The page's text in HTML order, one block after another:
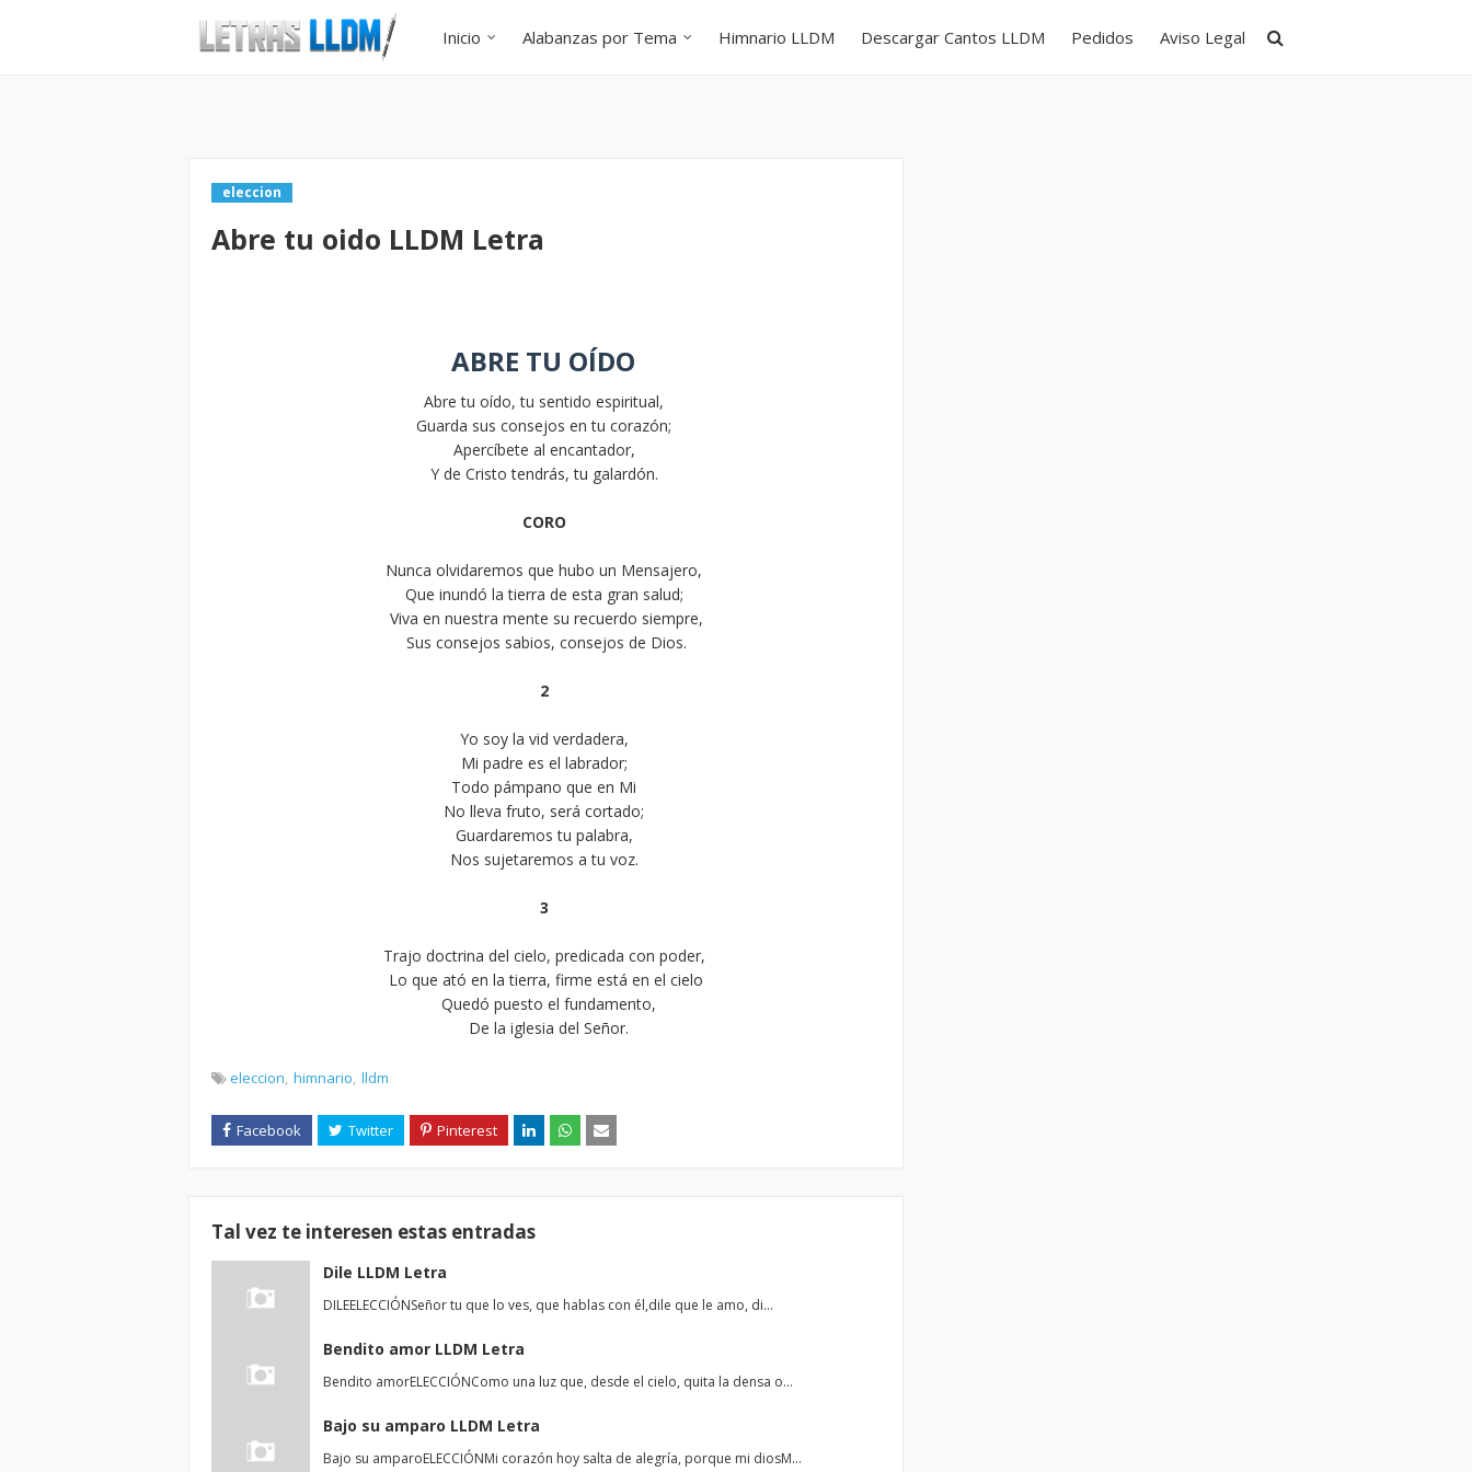
Inicio Alabanzas por Tema Himnario LLDM Descargar Cantos LLDM Pedidos Aviso Legal
eleccion
Abre tu oido LLDM Letra
ABRE TU OÍDO
Abre tu oído, tu sentido espiritual,
Guarda sus consejos en tu corazón;
Apercíbete al encantador,
Y de Cristo tendrás, tu galardón.
CORO
Nunca olvidaremos que hubo un Mensajero,
Que inundó la tierra de esta gran salud;
Viva en nuestra mente su recuerdo siempre,
Sus consejos sabios, consejos de Dios.
2
Yo soy la vid verdadera,
Mi padre es el labrador;
Todo pámpano que en Mi
No lleva fruto, será cortado;
Guardaremos tu palabra,
Nos sujetaremos a tu voz.
3
Trajo doctrina del cielo, predicada con poder,
Lo que ató en la tierra, firme está en el cielo
Quedó puesto el fundamento,
De la iglesia del Señor.
eleccion himnario lldm
Tal vez te interesen estas entradas
Dile LLDM Letra
DILEELECCIÓNSeñor tu que lo ves, que hablas con él,dile que le amo, di…
Bendito amor LLDM Letra
Bendito amorELECCIÓNComo una luz que, desde el cielo, quita la densa o…
Bajo su amparo LLDM Letra
Bajo su amparoELECCIÓNMi corazón hoy salta de alegría, porque mi diosM…